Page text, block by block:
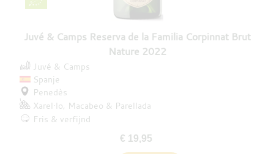
Juvé & Camps Reserva de la Familia Corpinnat Brut
Nature 2022
Juvé & Camps
Spanje
Penedès
Xarel·lo Macabeo
Parellada
Fris & verfijnd
€ 19,95